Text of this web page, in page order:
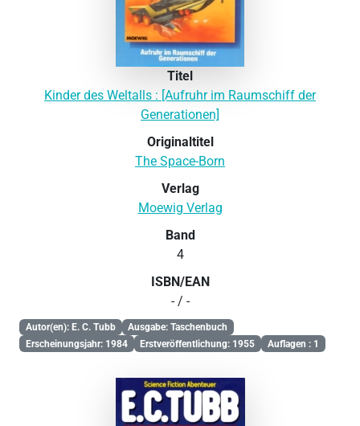
Titel
Kinder des Weltalls : [Aufruhr im Raumschiff der
Generationen]
Originaltitel
The Space-Born
Verlag
Moewig Verlag
Band
4
ISBN/EAN
- / -
Autor(en): E. C. Tubb
Ausgabe: Taschenbuch
Erscheinungsjahr: 1984
Erstveröffentlichung: 1955 Auflagen : 1